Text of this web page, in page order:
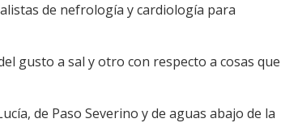
de nefrología y cardiología para
gusto a sal y otro con respecto a cosas que
de Paso Severino y de aguas abajo de la